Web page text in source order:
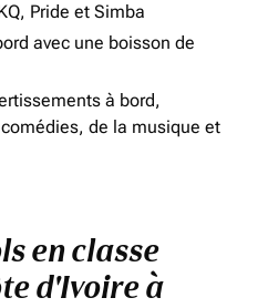
Pride et Simba
avec une boisson de
à bord,
de la musique et
en classe
d'Ivoire à